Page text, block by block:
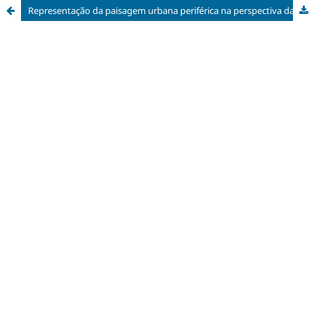
Representação da paisagem urbana periférica na perspectiva da Cidade Educadora